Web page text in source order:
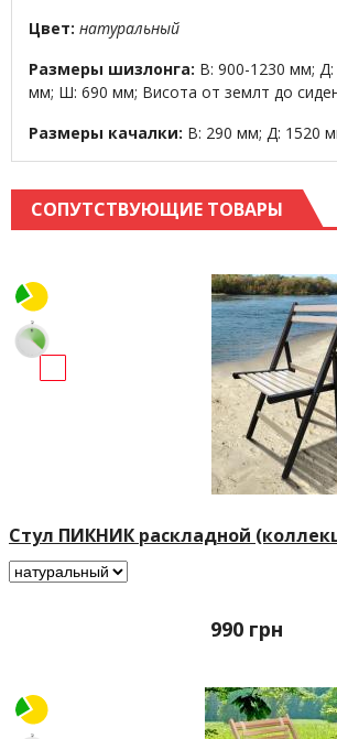
Цвет: натуральный
Размеры шизлонга: В: 900-1230 мм; Д:
мм; Ш: 690 мм; Висота от землт до
Размеры качалки: В: 290 мм; Д: 1520
СОПУТСТВУЮЩИЕ ТОВАРЫ
Стул ПИКНИК раскладной
990 грн